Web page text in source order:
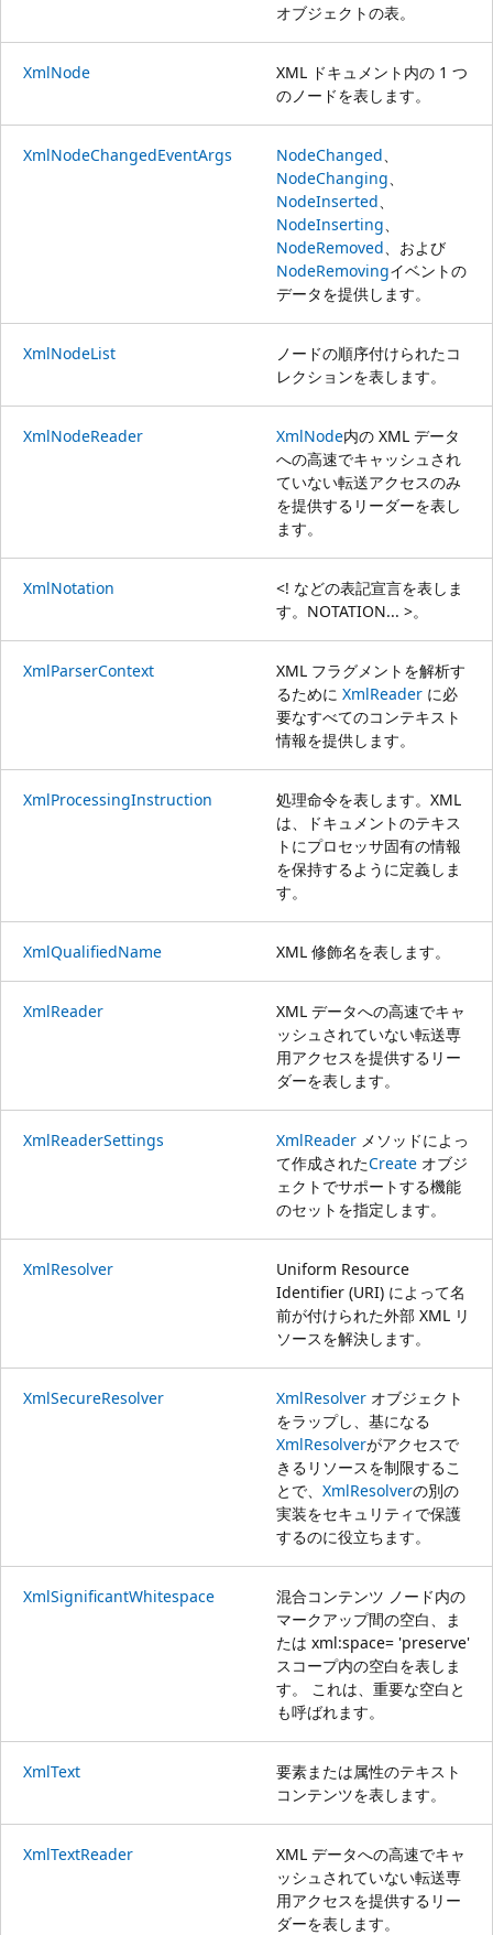
オブジェクトの表。
XmlNode
XML ドキュメント内の 1 つ
のノードを表します。
XmlNodeChangedEventArgs NodeChanged
NodeChanging
NodeInserted
NodeInserting
NodeRemoved 、および
NodeRemovingイベントの
データを提供します。
XmlNodeList
ノードの順序付けられたコ
レクションを表します。
XmlNodeReader XmlNode内の XML データ
への高速でキャッシュされ
ていない転送アクセスのみ
を提供するリーダーを表し
ます。
XmlNotation
<! などの表記宣言を表しま
す。NOTATION... >。
XmlParserContext
XML フラグメントを解析す
るために XmlReader に必
要なすべてのコンテキスト
情報を提供します。
XmlProcessingInstruction
処理命令を表します。XML
は、ドキュメントのテキス
トにプロセッサ固有の情報
を保持するように定義しま
す。
XmlQualifiedName XML 修飾名を表します。
XmlReader
XML データへの高速でキャ
ッシュされていない転送専
用アクセスを提供するリー
ダーを表します。
XmlReaderSettings XmlReader メソッドによっ
て作成されたCreate オブジ
ェクトでサポートする機能
のセットを指定します。
XmlResolver
Uniform Resource
Identifier (URI) によって名
前が付けられた外部 XML リ
ソースを解決します。
XmlSecureResolver XmlResolver オブジェクト
をラップし、基になる
XmlResolverがアクセスで
きるリソースを制限するこ
とで、 XmlResolverの別の
実装をセキュリティで保護
するのに役立ちます。
XmlSignificantWhitespace
混合コンテンツ ノード内の
マークアップ間の空白、ま
たは xml:space= 'preserve'
スコープ内の空白を表しま
す。 これは、重要な空白と
も呼ばれます。
XmlText
要素または属性のテキスト
コンテンツを表します。
XmlTextReader
XML データへの高速でキャ
ッシュされていない転送専
用アクセスを提供するリー
ダーを表します。